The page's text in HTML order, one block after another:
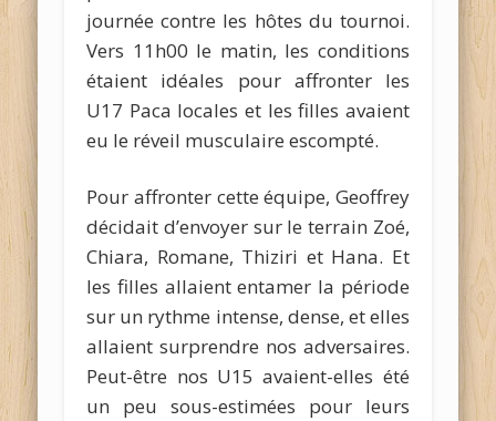
journée contre les hôtes du tournoi.
Vers 11h00 le matin, les conditions
étaient idéales pour affronter les
U17 Paca locales et les filles avaient
eu le réveil musculaire escompté.
Pour affronter cette équipe, Geoffrey
décidait d’envoyer sur le terrain Zoé,
Chiara, Romane, Thiziri et Hana. Et
les filles allaient entamer la période
sur un rythme intense, dense, et elles
allaient surprendre nos adversaires.
Peut-être nos U15 avaient-elles été
un peu sous-estimées pour leurs